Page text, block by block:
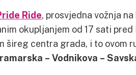
Ride, prosvjedna vožnja
okupljanjem od 17 sati
šireg centra grada, i to ovom
– Vodnikova –